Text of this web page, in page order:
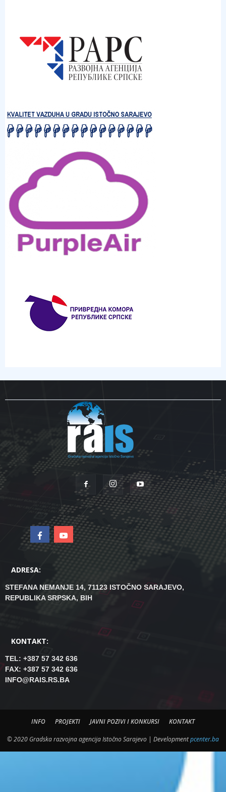
ADRESA:
STEFANA NEMANJE 14, 71123 ISTOČNO SARAJEVO,
REPUBLIKA SRPSKA, BIH
KONTAKT:
TEL: +387 57 342 636
FAX: +387 57 342 636
INFO@RAIS.RS.BA
INFO PROJEKTI JAVNI POZIVI I KONKURSI KONTAKT
© 2020 Gradska razvojna agencija Istočno Sarajevo | Developmentpcenter.ba